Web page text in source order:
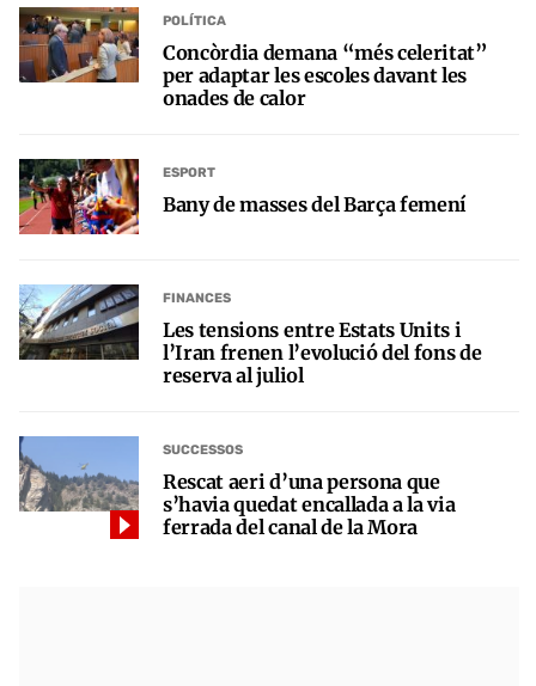
POLÍTICA
Concòrdia demana “més celeritat”
per adaptar les escoles davant les
onades de calor
ESPORT
Bany de masses del Barça femení
FINANCES
Les tensions entre Estats Units i
l’Iran frenen l’evolució del fons de
reserva al juliol
SUCCESSOS
Rescat aeri d’una persona que
s’havia quedat encallada a la via
ferrada del canal de la Mora